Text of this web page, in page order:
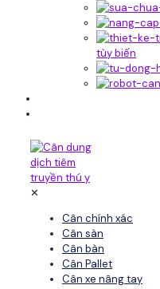
tùy biến
✕
Cân chính xác
Cân sàn
Cân bàn
Cân Pallet
Cân xe nâng tay